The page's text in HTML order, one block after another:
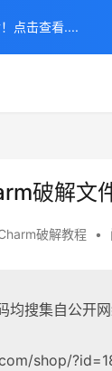
破解文
破解教程 •
搜集自公开
shop/
点击查看....